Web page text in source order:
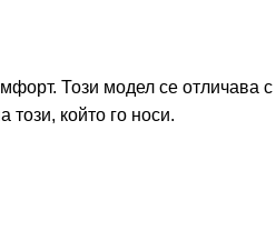
Този модел се
този, който го носи.